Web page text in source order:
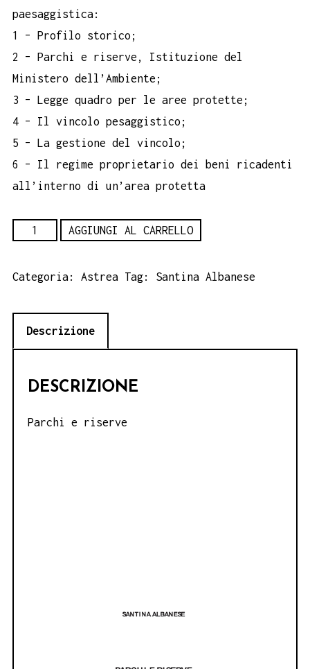
paesaggistica:
1 – Profilo storico;
2 – Parchi e riserve, Istituzione del
Ministero dell’Ambiente;
3 – Legge quadro per le aree protette;
4 – Il vincolo pesaggistico;
5 – La gestione del vincolo;
6 – Il regime proprietario dei beni ricadenti
all’interno di un’area protetta
Parchi
riserve
Santina
Albanese
AGGIUNGI AL CARRELLO
Categoria: Astrea Tag: Santina Albanese
Descrizione
DESCRIZIONE
Parchi e riserve